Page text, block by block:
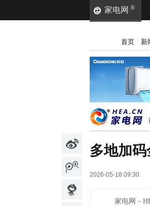
家电网 ®
首页 新
多地加
2026-05-18 09:30
家电网－